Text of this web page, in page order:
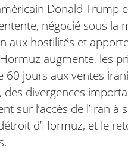
Donald Trump
négocié sous la
aux hostilités et
augmente, les
60 jours aux ventes
divergences
sur l’accès de l’Iran
d’Hormuz, et le